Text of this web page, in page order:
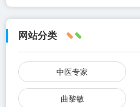
网站分类
中医专家
曲黎敏